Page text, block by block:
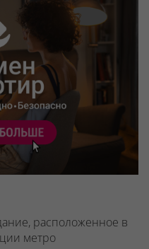
расположенное в
метро